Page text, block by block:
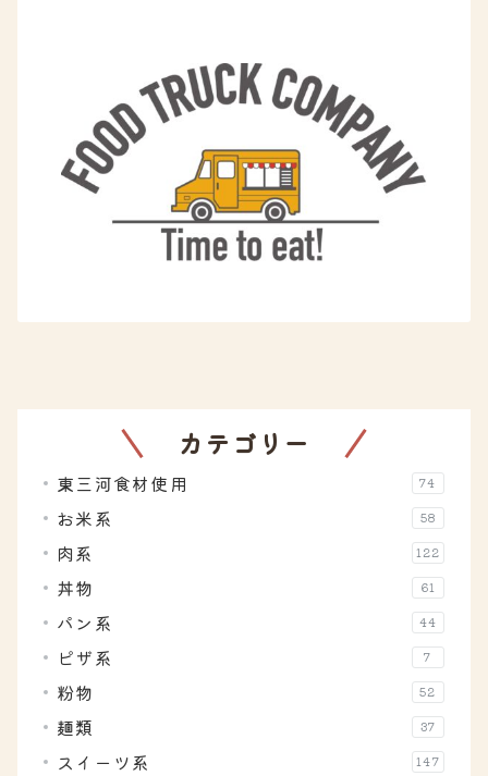
カテゴリー
東三河食材使用 74
お米系 58
肉系 122
丼物 61
パン系 44
ピザ系 7
粉物 52
麺類 37
スイーツ系 147